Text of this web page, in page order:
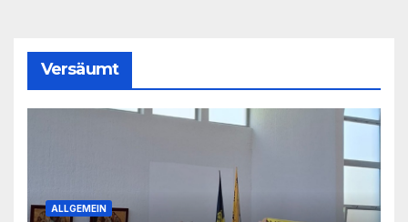
Versäumt
ALLGEMEIN